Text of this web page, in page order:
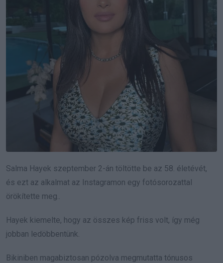
Salma Hayek szeptember 2-án töltötte be az 58. életévét,
és ezt az alkalmat az Instagramon egy fotósorozattal
örökítette meg..
Hayek kiemelte, hogy az összes kép friss volt, így még
jobban ledöbbentünk.
Bikiniben magabiztosan pózolva megmutatta tónusos